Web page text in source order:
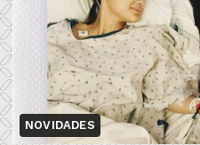
NOVIDADES